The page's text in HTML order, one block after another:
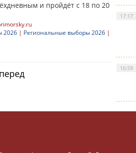
и пройдёт с 18 по 20
2026 | Региональные выборы 2026 |
17:17
16:59